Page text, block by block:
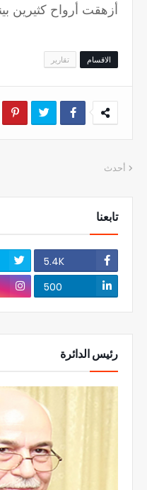
أزهقت أرواح كثيرين
الاقسام تقارير
أحدث
تابعنا
5.4K
500
رئيس الدائرة